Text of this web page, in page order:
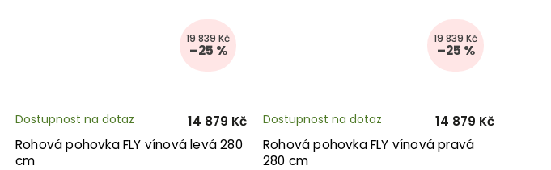
19 839 Kč
–25 %
Rohová pohovka FLY vínová levá 280
cm
Dostupnost na dotaz 14 879 Kč
19 839 Kč
–25 %
Rohová pohovka FLY vínová pravá
280 cm
Dostupnost na dotaz 14 879 Kč